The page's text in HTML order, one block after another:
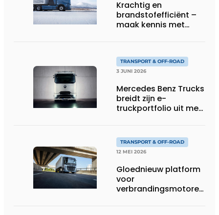
Krachtig en
brandstofefficiënt –
maak kennis met
TRANSPORT & OFF-ROAD
3 JUNI 2026
Mercedes Benz Trucks
breidt zijn e-
truckportfolio uit met
TRANSPORT & OFF-ROAD
12 MEI 2026
Gloednieuw platform
voor
verbrandingsmotoren